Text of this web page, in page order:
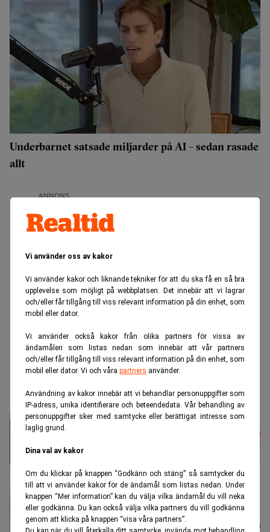
Vi använder oss av kakor
Vi använder kakor och liknande tekniker för att du ska få en så bra
upplevelse som möjligt på webbplatsen. Det innebär att vi lagrar
och/eller får tillgång till viss relevant information på din enhet, som
mobil eller dator.
Vi använder också kakor från olika partners för vissa av
ändamålen som listas nedan som innebär att vår partners
och/eller får tillgång till viss relevant information på din enhet, som
mobil eller dator. Vi och våra partners använder.
Användning av kakor innebär att vi behandlar personuppgifter som
IP-adress, unika identifierare och beteendedata. Vår behandling av
personuppgifter sker med samtycke eller berättigat intresse som
laglig grund.
Dina val av kakor
Om du klickar på knappen “Godkänn och stäng” så samtycker du
till att vi använder kakor för de ändamål som listas nedan. Under
knappen “Mer information” kan du välja vilka ändamål du vill neka
eller godkänna. Du kan också välja vilka partners du vill godkänna
genom att klicka på knappen “visa våra partners”.
Underbarnet satsade miljarder på AI – sedan rasade
allt
ANNONS